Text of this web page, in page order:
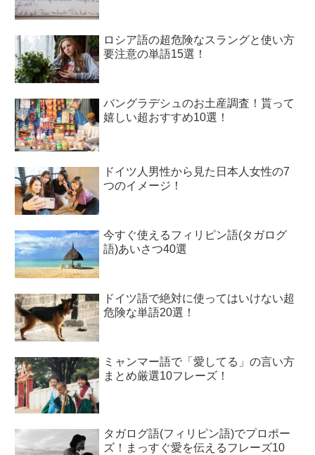
ロシア語の超危険なスラングと使い方
要注意の単語15選！
バングラデシュのお土産調査！貰って
嬉しい超おすすめ10選！
ドイツ人男性から見た日本人女性の7
つのイメージ！
今すぐ使えるフィリピン語(タガログ
語)あいさつ40選
ドイツ語で絶対に使ってはいけない超
危険な単語20選！
ミャンマー語で「愛してる」の言い方
まとめ厳選10フレーズ！
タガログ語(フィリピン語)でプロポー
ズ！まっすぐ愛を伝えるフレーズ10